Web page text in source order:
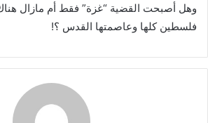
وهل أصبحت القضية “غزة” فقط أم مازال
فلسطين كلها وعاصمتها القدس ؟!